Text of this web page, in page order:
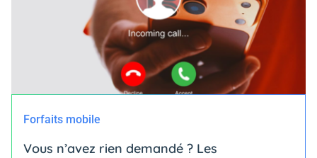
Forfaits mobile
Vous n’avez rien demandé ? Les